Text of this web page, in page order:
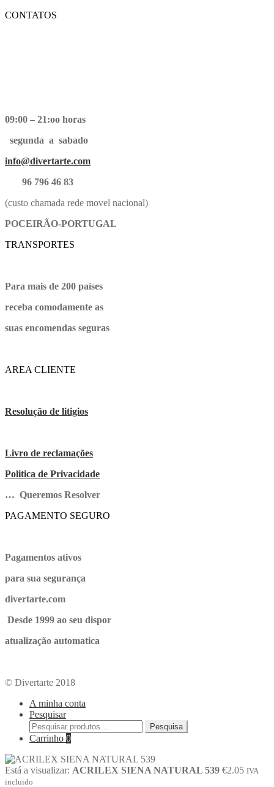
CONTATOS
09:00 – 21:oo horas
segunda a sabado
info@divertarte.com
96 796 46 83
(custo chamada rede movel nacional)
POCEIRÃO-PORTUGAL
TRANSPORTES
Para mais de 200 países
receba comodamente as
suas encomendas seguras
AREA CLIENTE
Resolução de litigios
Livro de reclamações
Politica de Privacidade
… Queremos Resolver
PAGAMENTO SEGURO
Pagamentos ativos
para sua segurança
divertarte.com
Desde 1999 ao seu dispor
atualização automatica
© Divertarte 2018
A minha conta
Pesquisar
Pesquisa
Carrinho 0
Está a visualizar: ACRILEX SIENA NATURAL 539 €2.05 IVA
incluido